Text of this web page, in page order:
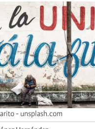
- unsplash.com